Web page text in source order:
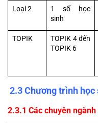
Loại 2
1 số học
sinh
TOPIK
TOPIK 4 đến
TOPIK 6
2.3 Chương trình học
2.3.1 Các chuyên